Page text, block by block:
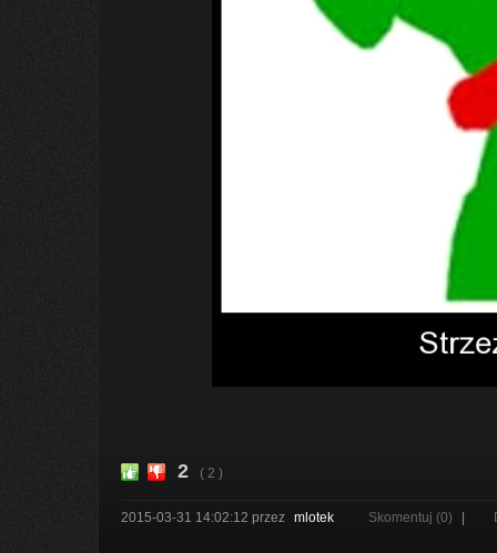
2 ( 2 )
2015-03-31 14:02:12 przez mlotek Skomentuj (0)